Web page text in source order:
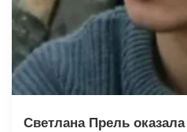
Светлана Прель